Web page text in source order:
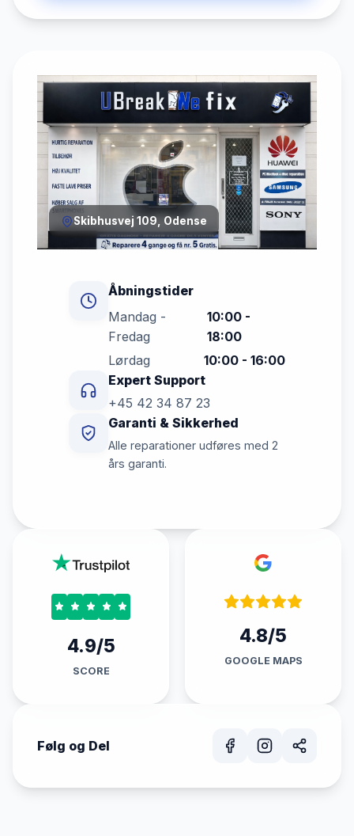
Skibhusvej 109, Odense
Åbningstider
Mandag -
Fredag
10:00 -
18:00
Lørdag
10:00 - 16:00
Expert Support
+45 42 34 87 23
Garanti & Sikkerhed
Alle reparationer udføres med 2
års garanti.
4.9/5
SCORE
4.8/5
GOOGLE MAPS
Følg og Del